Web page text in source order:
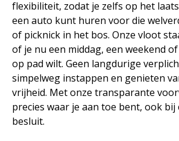
flexibiliteit, zodat je zelfs op het
een auto kunt huren voor die
of picknick in het bos. Onze vloot
of je nu een middag, een weekend
op pad wilt. Geen langdurige
simpelweg instappen en genieten
vrijheid. Met onze transparante
precies waar je aan toe bent, ook
besluit.